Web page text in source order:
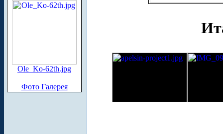
Ole_Ko-62th.jpg
Фото Галерея